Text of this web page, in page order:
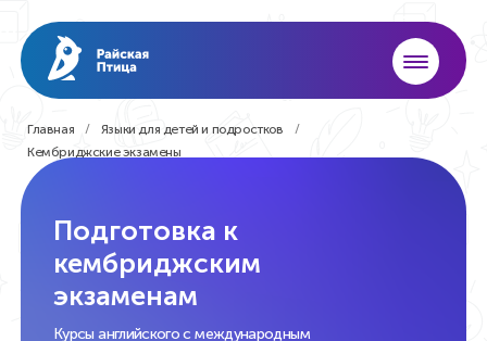
Главная Языки для детейи подростков
Кембриджские экзамены
Подготовка к
кембриджским
экзаменам
Курсы английского с международным